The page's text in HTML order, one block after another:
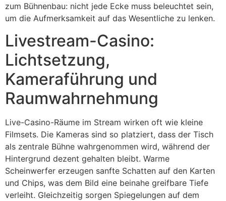
zum Bühnenbau: nicht jede Ecke muss beleuchtet sein,
um die Aufmerksamkeit auf das Wesentliche zu lenken.
Livestream-Casino:
Lichtsetzung,
Kameraführung und
Raumwahrnehmung
Live-Casino-Räume im Stream wirken oft wie kleine
Filmsets. Die Kameras sind so platziert, dass der Tisch
als zentrale Bühne wahrgenommen wird, während der
Hintergrund dezent gehalten bleibt. Warme
Scheinwerfer erzeugen sanfte Schatten auf den Karten
und Chips, was dem Bild eine beinahe greifbare Tiefe
verleiht. Gleichzeitig sorgen Spiegelungen auf dem